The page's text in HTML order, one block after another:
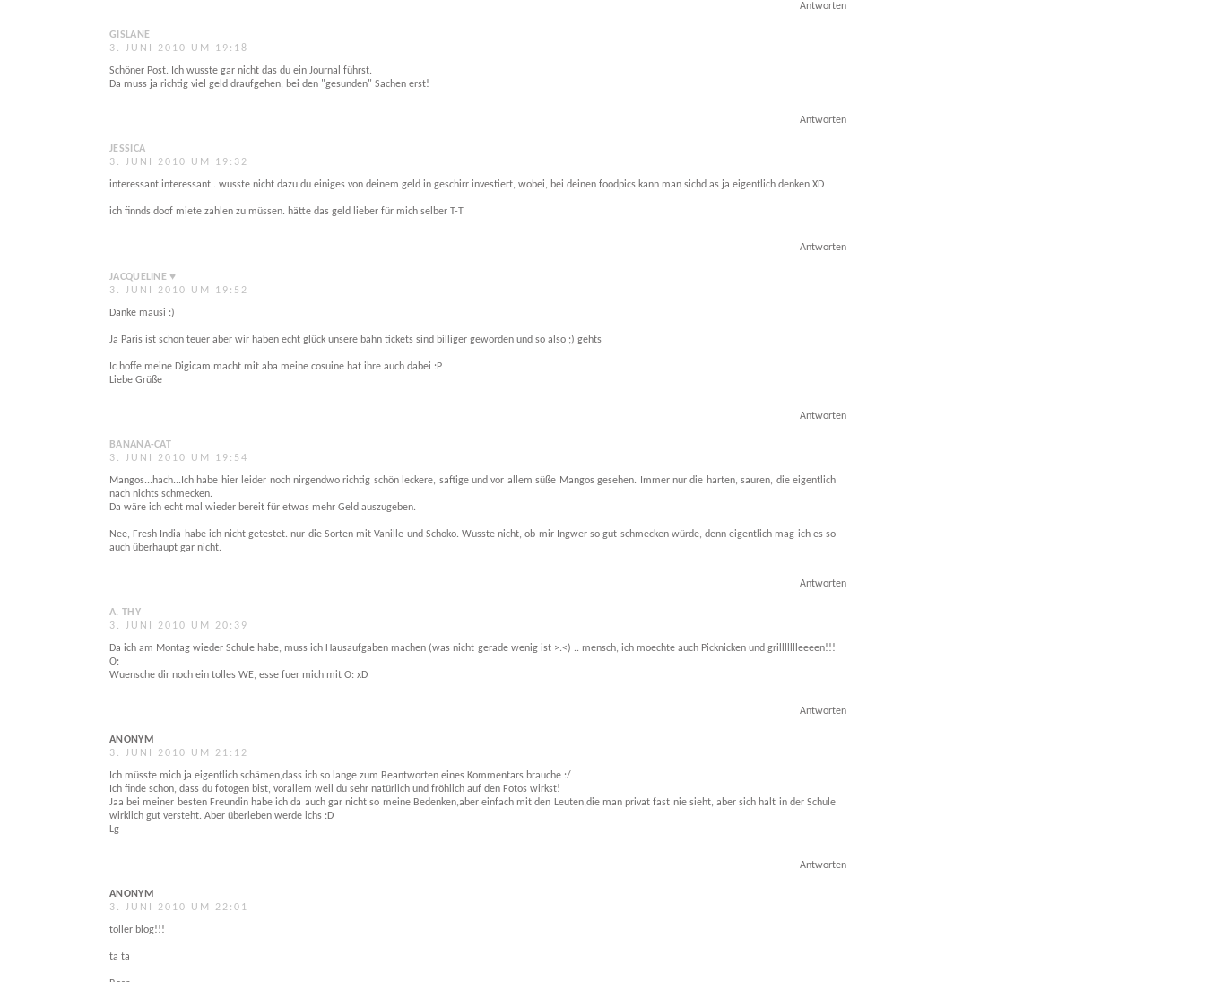
Antworten
GISLANE
3. JUNI 2010 UM 19:18
Schöner Post. Ich wusste gar nicht das du ein Journal führst.
Da muss ja richtig viel geld draufgehen, bei den "gesunden" Sachen erst!
Antworten
JESSICA
3. JUNI 2010 UM 19:32
interessant interessant.. wusste nicht dazu du einiges von deinem geld in geschirr investiert, wobei, bei deinen foodpics kann man sichd as ja eigentlich denken XD
ich finnds doof miete zahlen zu müssen. hätte das geld lieber für mich selber T-T
Antworten
JACQUELINE ♥
3. JUNI 2010 UM 19:52
Danke mausi :)
Ja Paris ist schon teuer aber wir haben echt glück unsere bahn tickets sind billiger geworden und so also ;) gehts
Ic hoffe meine Digicam macht mit aba meine cosuine hat ihre auch dabei :P
Liebe Grüße
Antworten
BANANA-CAT
3. JUNI 2010 UM 19:54
Mangos...hach...Ich habe hier leider noch nirgendwo richtig schön leckere, saftige und vor allem süße Mangos gesehen. Immer nur die harten, sauren, die eigentlich
nach nichts schmecken.
Da wäre ich echt mal wieder bereit für etwas mehr Geld auszugeben.
Nee, Fresh India habe ich nicht getestet. nur die Sorten mit Vanille und Schoko. Wusste nicht, ob mir Ingwer so gut schmecken würde, denn eigentlich mag ich es so
auch überhaupt gar nicht.
Antworten
A. THY
3. JUNI 2010 UM 20:39
Da ich am Montag wieder Schule habe, muss ich Hausaufgaben machen (was nicht gerade wenig ist >.<) .. mensch, ich moechte auch Picknicken und grillllllleeeen!!!
O:
Wuensche dir noch ein tolles WE, esse fuer mich mit O: xD
Antworten
ANONYM
3. JUNI 2010 UM 21:12
Ich müsste mich ja eigentlich schämen,dass ich so lange zum Beantworten eines Kommentars brauche :/
Ich finde schon, dass du fotogen bist, vorallem weil du sehr natürlich und fröhlich auf den Fotos wirkst!
Jaa bei meiner besten Freundin habe ich da auch gar nicht so meine Bedenken,aber einfach mit den Leuten,die man privat fast nie sieht, aber sich halt in der Schule
wirklich gut versteht. Aber überleben werde ichs :D
Lg
Antworten
ANONYM
3. JUNI 2010 UM 22:01
toller blog!!!
ta ta